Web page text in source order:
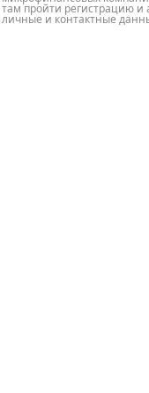
там пройти регистрацию
личные и контактные